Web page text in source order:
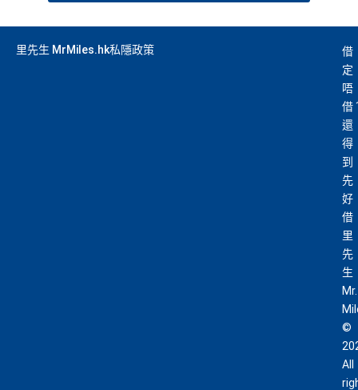
里先生 MrMiles.hk私隱政策
借
定
唔
借
還
得
到
先
好
借
里
先
生
Mr.
©
All